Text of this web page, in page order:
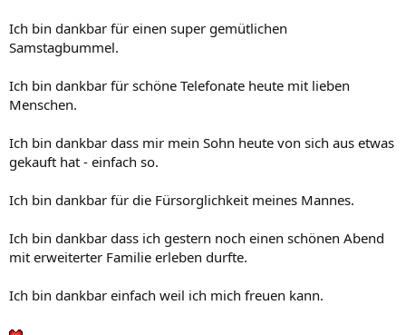
Ich bin dankbar für einen super gemütlichen
Samstagbummel.
Ich bin dankbar für schöne Telefonate heute mit lieben
Menschen.
Ich bin dankbar dass mir mein Sohn heute von sich aus etwas
gekauft hat - einfach so.
Ich bin dankbar für die Fürsorglichkeit meines Mannes.
Ich bin dankbar dass ich gestern noch einen schönen Abend
mit erweiterter Familie erleben durfte.
Ich bin dankbar einfach weil ich mich freuen kann.